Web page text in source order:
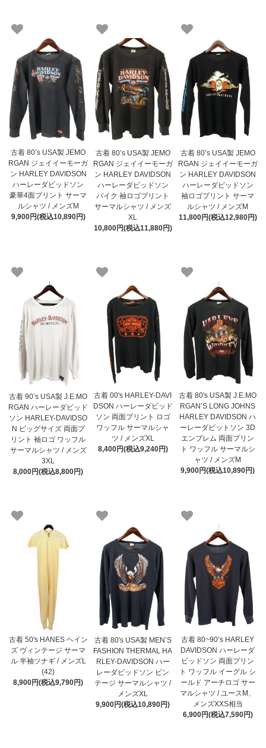
古着 80’s USA製 JEMO
RGAN ジェイイーモーガ
ン HARLEY DAVIDSON
ハーレーダビッドソン
豪華4面プリント サーマ
ルシャツ / メンズM
9,900円(税込10,890円)
古着 80’s USA製 JEMO
RGAN ジェイイーモーガ
ン HARLEY DAVIDSON
ハーレーダビッドソン
バイク 袖ロゴプリント
サーマルシャツ / メンズ
XL
10,800円(税込11,880円)
古着 80’s USA製 JEMO
RGAN ジェイイーモーガ
ン HARLEY DAVIDSON
ハーレーダビッドソン
袖ロゴプリント サーマ
ルシャツ / メンズM
11,800円(税込12,980円)
古着 90’s USA製 J.E.MO
RGAN ハーレーダビッド
ソン HARLEY-DAVIDSO
N ビッグサイズ 両面プ
リント 袖ロゴ ワッフル
サーマルシャツ / メンズ
3XL
8,000円(税込8,800円)
古着 00's HARLEY-DAVI
DSON ハーレーダビッド
ソン 両面プリント ロゴ
ワッフル サーマルシャ
ツ / メンズXL
8,400円(税込9,240円)
古着 80's USA製 J.E.MO
RGAN’S LONG JOHNS
HARLEY DAVIDSON ハ
ーレーダビットソン 3D
エンブレム 両面プリン
ト ワッフル サーマルシ
ャツ / メンズM
9,900円(税込10,890円)
古着 50's HANES ヘイン
ズ ヴィンテージ サーマ
ル 半袖ツナギ / メンズL
(42)
8,900円(税込9,790円)
古着 80's USA製 MEN’S
FASHION THERMAL HA
RLEY-DAVIDSON ハー
レーダビッドソン ビン
テージ サーマルシャツ /
メンズXL
9,900円(税込10,890円)
古着 80~90’s HARLEY
DAVIDSON ハーレーダ
ビッドソン 両面プリン
ト ワッフル イーグル シ
ールド アーチロゴ サー
マルシャツ / ユースM、
メンズXXS相当
6,900円(税込7,590円)